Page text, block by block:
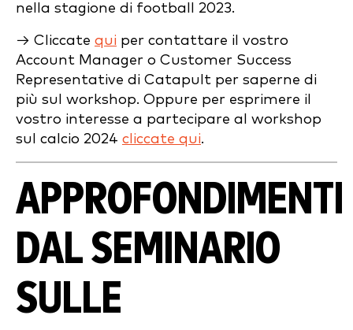
nella stagione di football 2023.
→ Cliccate qui per contattare il vostro
Account Manager o Customer Success
Representative di Catapult per saperne di
più sul workshop. Oppure per esprimere il
vostro interesse a partecipare al workshop
sul calcio 2024 cliccate qui.
APPROFONDIMENTI
DAL SEMINARIO
SULLE